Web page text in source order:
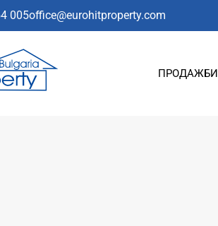
005office@eurohitproperty.com
ПРОДАЖБИ